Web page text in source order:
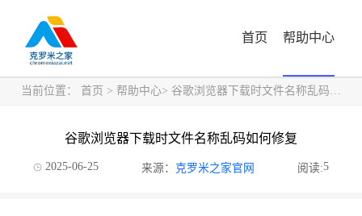
首页 帮助中心
当前位置： 首页 > 帮助中心> 谷歌浏览器下载时文件名称乱码如何修复
谷歌浏览器下载时文件名称乱码如何修复
2025-06-25 来源： 克罗米之家官网 阅读:5